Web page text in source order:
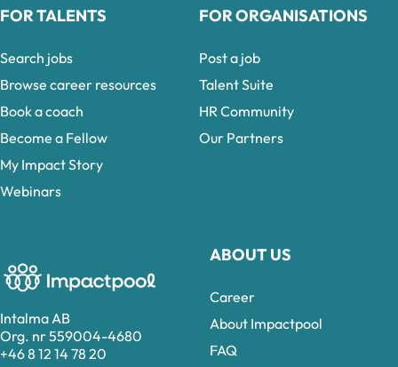
Intalma AB
Org. nr 559004-4680
+46 8 12 14 78 20
ABOUT US
Career
About Impactpool
FAQ
FOR TALENTS
Search jobs
Browse career resources
Book a coach
Become a Fellow
My Impact Story
Webinars
FOR ORGANISATIONS
Post a job
Talent Suite
HR Community
Our Partners